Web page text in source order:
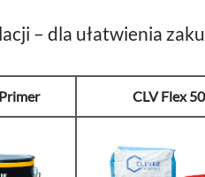
– dla ułatwienia
CLV Flex 50